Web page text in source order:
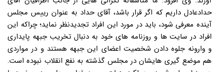
حدادعادل داریم که اگر قرار باشد، آقای حداد به عنوان رییس مجلس
آینده معرفی شود، باید در مورد این افراد تجدیدنظر نماید؛ چراکه این
افراد در سایت ها و روزنامه های خود به دنبال تخریب جبهه پایداری
و وارونه جلوه دادن شخصیت اعضای این جبهه هستند و در مواردی
هم موضع گیری هایشان در مجلس گذشته به نفع انقلاب نبوده است.